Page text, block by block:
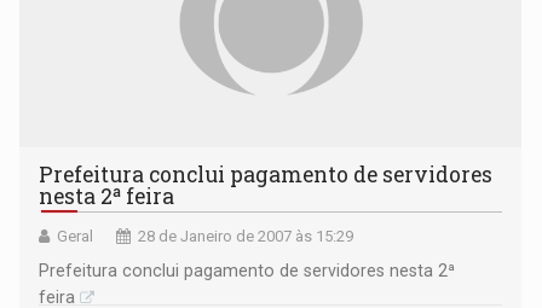
Prefeitura conclui pagamento de servidores
nesta 2ª feira
Geral 28 de Janeiro de 2007 às 15:29
Prefeitura conclui pagamento de servidores nesta 2ª
feira